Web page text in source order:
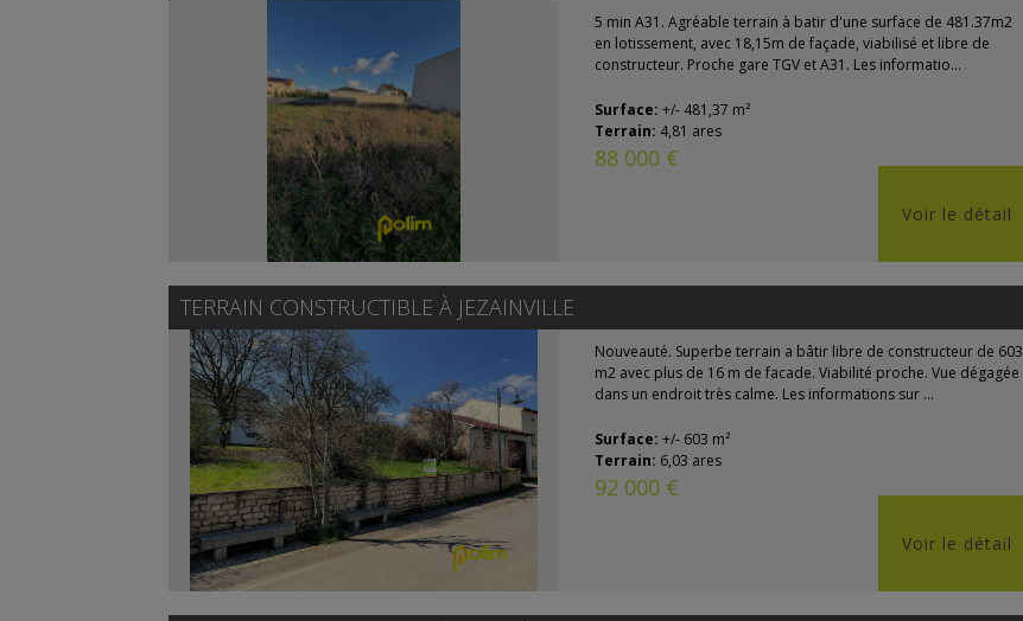
5 min A31. Agréable terrain à batir d'une surface de 481.37m2
en lotissement, avec 18,15m de façade, viabilisé et libre de
constructeur. Proche gare TGV et A31. Les informatio...
Surface: +/- 481,37 m²
Terrain: 4,81 ares
88 000 €
Voir le détail
TERRAIN CONSTRUCTIBLE À JEZAINVILLE
Nouveauté. Superbe terrain a bâtir libre de constructeur de 603
m2 avec plus de 16 m de facade. Viabilité proche. Vue dégagée
dans un endroit très calme. Les informations sur ...
Surface: +/- 603 m²
Terrain: 6,03 ares
92 000 €
Voir le détail